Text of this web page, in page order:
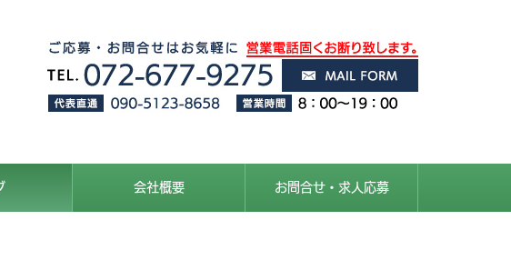
会社概要 お問合せ・求人応募